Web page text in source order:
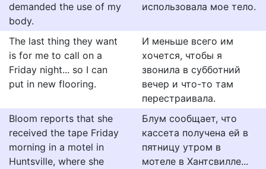
demanded the use of my
body.
использовала мое тело.
The last thing they want
is for me to call on a
Friday night... so I can
put in new flooring.
И меньше всего им
хочется, чтобы я
звонила в субботний
вечер и что-то там
перестраивала.
Bloom reports that she
received the tape Friday
morning in a motel in
Huntsville, where she
Блум сообщает, что
кассета получена ей в
пятницу утром в
мотеле в Хантсвилле...